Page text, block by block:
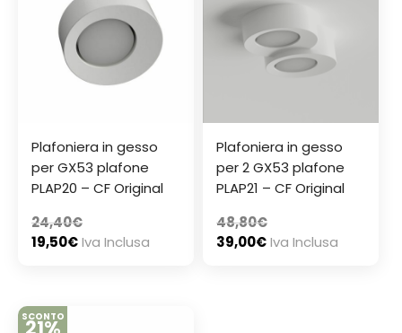
Plafoniera in gesso
per GX53 plafone
PLAP20 – CF Original
24,40€
19,50€Iva Inclusa
Plafoniera in gesso
per 2 GX53 plafone
PLAP21 – CF Original
48,80€
39,00€Iva Inclusa
SCONTO
21%